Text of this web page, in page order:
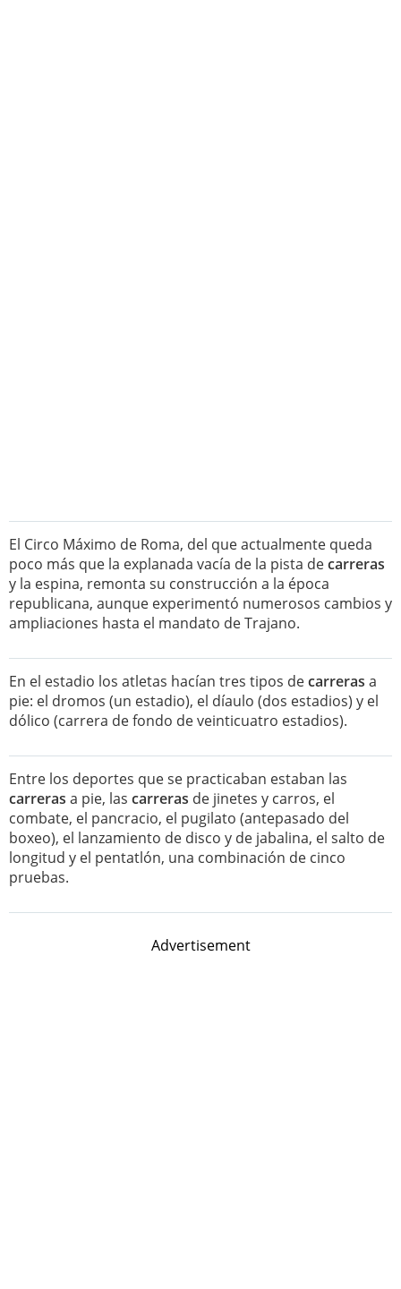
El Circo Máximo de Roma, del que actualmente queda
poco más que la explanada vacía de la pista decarreras
y la espina, remonta su construcción a la época
republicana, aunque experimentó numerosos cambios y
ampliaciones hasta el mandato de Trajano.
En el estadio los atletas hacían tres tipos decarreras a
pie: el dromos (un estadio), el díaulo (dos estadios) y el
dólico (carrera de fondo de veinticuatro estadios).
Entre los deportes que se practicaban estaban las
carreras a pie, las carreras de jinetes y carros, el
combate, el pancracio, el pugilato (antepasado del
boxeo), el lanzamiento de disco y de jabalina, el salto de
longitud y el pentatlón, una combinación de cinco
pruebas.
Advertisement